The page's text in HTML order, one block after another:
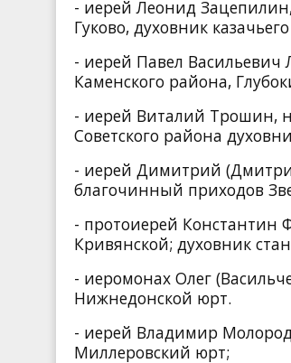
- иерей Леонид
Гуково, духовник
- иерей Павел Васильевич
Каменского района,
- иерей Виталий Трошин,
Советского района
- иерей Димитрий
благочинный приходов
- протоиерей Константин
Кривянской; духовник
- иеромонах Олег
Нижнедонской юрт.
- иерей Владимир
Миллеровский юрт;